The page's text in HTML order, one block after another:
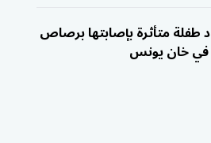
طفلة متأثرة بإصابتها برصاص
في خان يونس